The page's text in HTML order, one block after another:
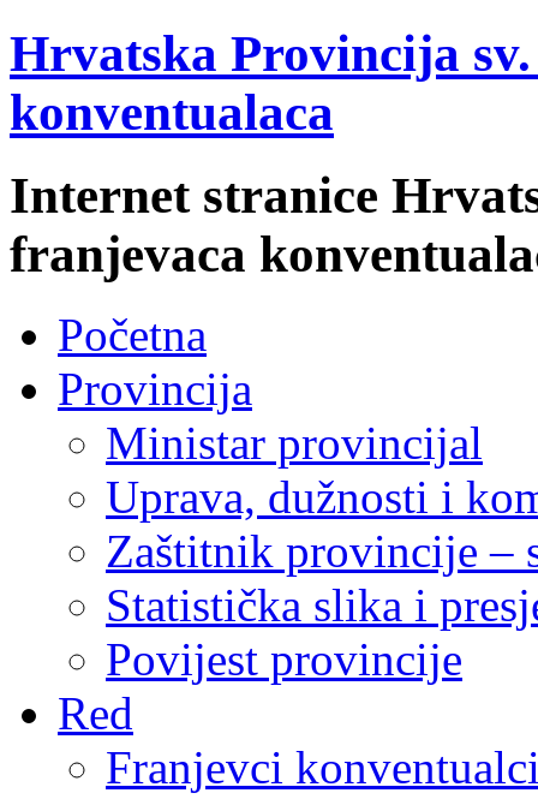
Hrvatska Provincija
konventualaca
Internet stranice
franjevaca
Početna
Provincija
Ministar provincijal
Uprava, dužnosti i
Zaštitnik provincije –
Statistička slika i
Povijest provincije
Red
Franjevci